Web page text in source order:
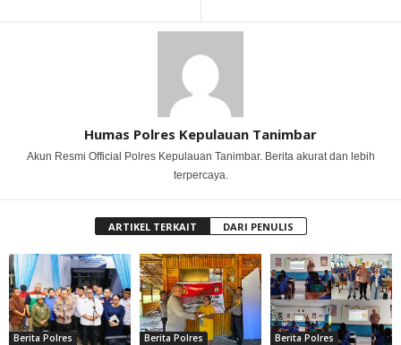
Humas Polres Kepulauan Tanimbar
Akun Resmi Official Polres Kepulauan Tanimbar. Berita akurat dan lebih
terpercaya.
ARTIKEL TERKAIT DARI PENULIS
Berita Polres Berita Polres Berita Polres